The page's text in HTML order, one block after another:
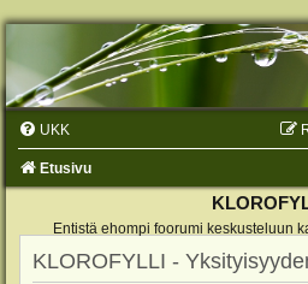
UKK
Etusivu
Entistä ehompi foorumi keskusteluun
KLOROFYLLI -